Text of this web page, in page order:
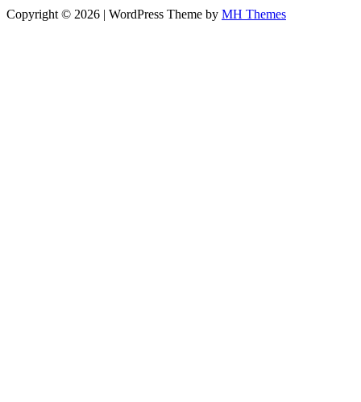
Copyright © 2026 | WordPress Theme by MH Themes